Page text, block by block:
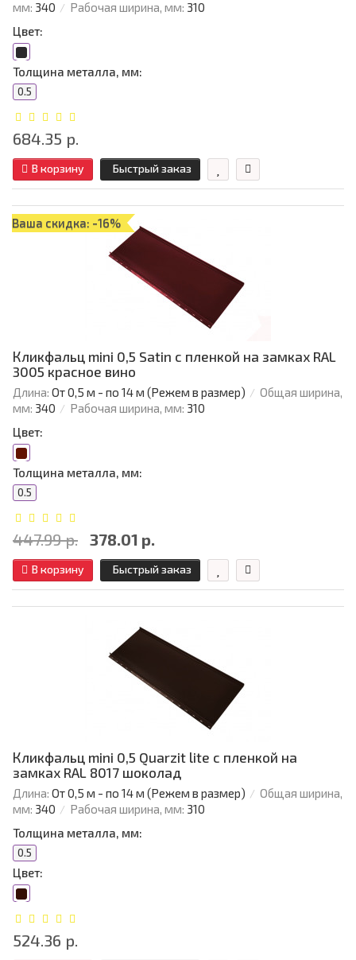
мм: 340 Рабочая ширина, мм: 310
Цвет:
Толщина металла, мм:
0.5
684.35 р.
В корзину Быстрый заказ
Ваша скидка: -16%
Кликфальц mini 0,5 Satin с пленкой на замках RAL
3005 красное вино
Длина: От 0,5 м - по 14 м (Режем в размер)
Общая ширина,
мм: 340 Рабочая ширина, мм: 310
Цвет:
Толщина металла, мм:
0.5
447.99 р. 378.01 р.
В корзину Быстрый заказ
Кликфальц mini 0,5 Quarzit lite с пленкой на
замках RAL 8017 шоколад
Длина: От 0,5 м - по 14 м (Режем в размер)
Общая ширина,
мм: 340 Рабочая ширина, мм: 310
Толщина металла, мм:
0.5
Цвет:
524.36 р.